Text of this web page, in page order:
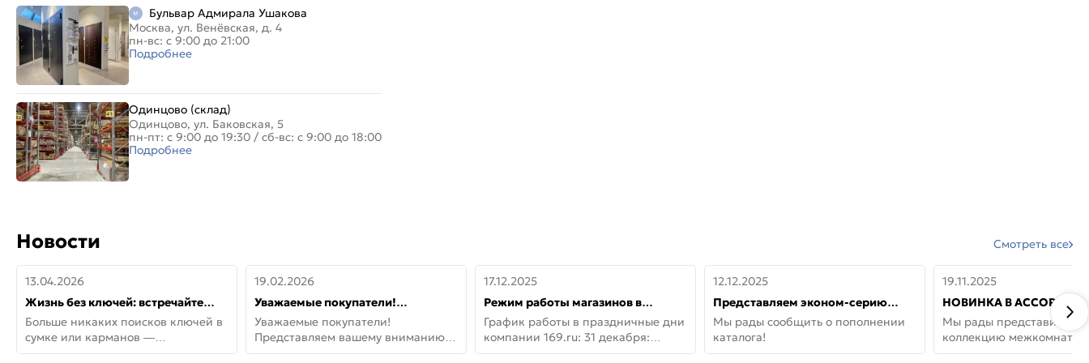
Бульвар Адмирала Ушакова
Москва, ул. Венёвская, д. 4
пн-вс: с 9:00 до 21:00
Подробнее
Одинцово (склад)
Одинцово, ул. Баковская, 5
пн-пт: с 9:00 до 19:30 / сб-вс: с 9:00 до 18:00
Подробнее
Новости Смотреть все
13.04.2026
Жизнь без ключей: встречайте
новую дверь СИТИ ИНТЕГРА
АйКью!
Больше никаких поисков ключей в
сумке или карманов —
представляем СИТИ ИНТЕГРА
19.02.2026
Уважаемые покупатели!
Представляем вашему вниманию
новинки от Armadillo!
Уважаемые покупатели!
Представляем вашему вниманию
новинки от Armadillo! Новая
17.12.2025
Режим работы магазинов в
праздничные дни с 31 декабря по
11 января
График работы в праздничные дни
компании 169.ru: 31 декабря:
Заказы, самовывоз и доставки —
12.12.2025
Представляем эконом-серию
дверей от бренда Portika, где цена
не значит «просто»
Мы рады сообщить о пополнении
каталога!
19.11.2025
НОВИНКА В
ДВЕРИ GLOSSMAT —
НЕОКЛАССИКА И УЮТ
Мы рады представить
коллекцию
GlossMat